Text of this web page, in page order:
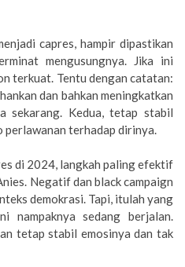
capres, hampir dipastikan
mengusungnya. Jika ini
terkuat. Tentu dengan catatan:
dan bahkan meningkatkan
sekarang. Kedua, tetap stabil
perlawanan terhadap dirinya.
di 2024, langkah paling efektif
Negatif dan black campaign
demokrasi. Tapi, itulah yang
nampaknya sedang berjalan.
tetap stabil emosinya dan tak